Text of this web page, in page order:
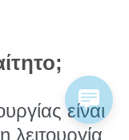
είναι
λειτουργία